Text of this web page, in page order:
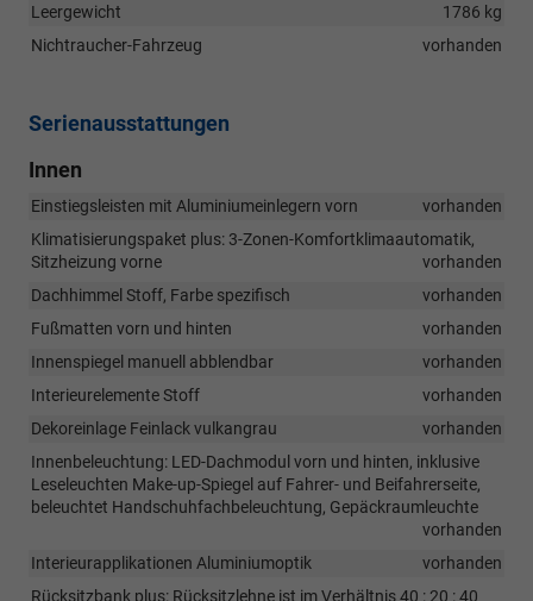
Leergewicht
1786 kg
Nichtraucher-Fahrzeug
vorhanden
Serienausstattungen
Innen
Einstiegsleisten mit Aluminiumeinlegern vorn
vorhanden
Klimatisierungspaket plus: 3-Zonen-Komfortklimaautomatik,
Sitzheizung vorne
vorhanden
Dachhimmel Stoff, Farbe spezifisch
vorhanden
Fußmatten vorn und hinten
vorhanden
Innenspiegel manuell abblendbar
vorhanden
Interieurelemente Stoff
vorhanden
Dekoreinlage Feinlack vulkangrau
vorhanden
Innenbeleuchtung: LED-Dachmodul vorn und hinten, inklusive
Leseleuchten Make-up-Spiegel auf Fahrer- und Beifahrerseite,
beleuchtet Handschuhfachbeleuchtung, Gepäckraumleuchte
vorhanden
Interieurapplikationen Aluminiumoptik
vorhanden
Rücksitzbank plus: Rücksitzlehne ist im Verhältnis 40 : 20 : 40